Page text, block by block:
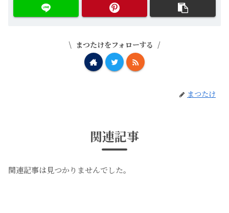
まつたけをフォローする
まつたけ
関連記事
関連記事は見つかりませんでした。